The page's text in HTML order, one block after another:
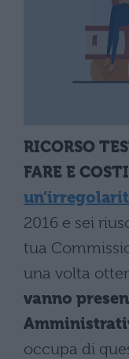
RICORSO
FARE E
2016 e sei
tua
una volta
vanno
occupa di